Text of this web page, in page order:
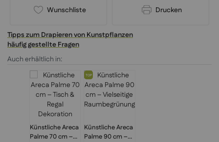
Wunschliste Drucken
Tipps zum Drapieren von Kunstpflanzen
häufig gestellte Fragen
Auch erhältlich in:
Künstliche Areca
Palme 70 cm –
TOP
Künstliche Areca
Palme 90 cm –